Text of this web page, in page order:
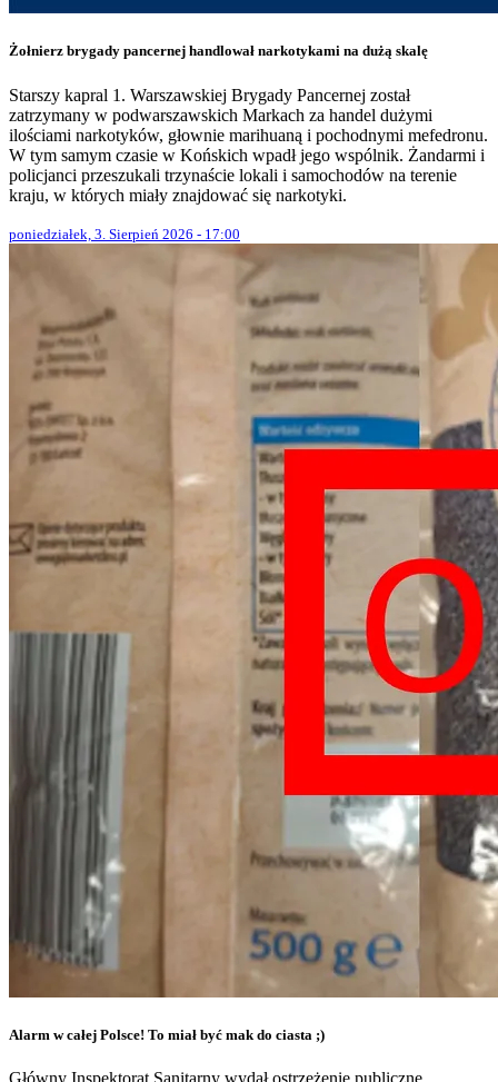
Żołnierz brygady pancernej handlował narkotykami na dużą skalę
Starszy kapral 1. Warszawskiej Brygady Pancernej został
zatrzymany w podwarszawskich Markach za handel dużymi
ilościami narkotyków, głownie marihuaną i pochodnymi mefedronu.
W tym samym czasie w Końskich wpadł jego wspólnik. Żandarmi i
policjanci przeszukali trzynaście lokali i samochodów na terenie
kraju, w których miały znajdować się narkotyki.
poniedziałek, 3. Sierpień 2026 - 17:00
Alarm w całej Polsce! To miał być mak do ciasta ;)
Główny Inspektorat Sanitarny wydał ostrzeżenie publiczne